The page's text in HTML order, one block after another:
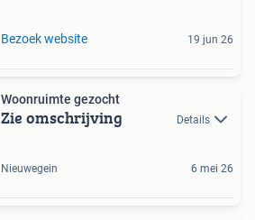
Bezoek website 19 jun 26
Woonruimte gezocht
Zie omschrijving Details
Nieuwegein 6 mei 26